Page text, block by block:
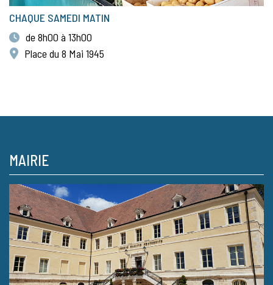
CHAQUE SAMEDI MATIN
de 8h00 à 13h00
Place du 8 Mai 1945
MAIRIE